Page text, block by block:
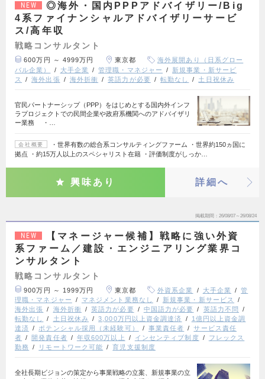
NEW
◎海外・国内PPPアドバイザリー/Big
4系ファイナンシャルアドバイザリーサービ
ス/高年収
戦略コンサルタント
600万円 ～ 4999万円 東京都
海外展開あり（日系グロー
バル企業）
大手企業 管理職・マネジャー
新規事業・新サービ
ス
海外出張 海外折衝 英語力が必要 転勤なし 土日祝休み
官民パートナーシップ（PPP）をはじめとする国内外インフ
ラプロジェクトでの民間企業や政府系機関へのアドバイザリ
ー業務 ・…
会社概要
・世界有数の総合系コンサルティングファーム ・世界約150ヵ国に
拠点 ・約15万人以上のスペシャリスト在籍 ・評価制度がしっか…
興味あり 詳細へ
掲載期間 26/08/07～26/08/24
NEW
【マネージャー候補】戦略に強い外資
系ファーム／建設・エンジニアリング業界コ
ンサルタント
戦略コンサルタント
900万円 ～ 1999万円 東京都 外資系企業 大手企業
管
理職・マネジャー
マネジメント業務なし
新規事業・新サービス
海外出張
海外折衝 英語力が必要 中国語力が必要
英語力不問
転勤なし
土日祝休み 3,000万円以上資金調達済
1億円以上資金調
達済
ポテンシャル採用（未経験可） 事業責任者
サービス責任
者
開発責任者 年収600万以上 インセンティブ制度
フレックス
勤務
リモートワーク可能 育児支援制度
全社長期ビジョンの策定から事業戦略の立案、新規事業の立